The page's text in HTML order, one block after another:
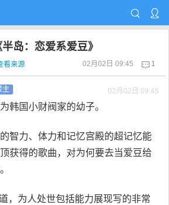
岛：恋爱系爱豆》
看来源 02月02日 09:45 1
主 02月02日 09:45
韩国小财阀家的幼子。
智力、体力和记忆宫殿的超记忆能
获得的歌曲，对为何要去当爱豆给
，为人处世包括能力展现写的非常